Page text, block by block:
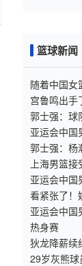
篮球新闻
随着中国女
宫鲁鸣出手
予憋笑，对
郭士强：球
己”
亚运会中国
尼、泰国同
郭士强：杨
错率很小
上海男篮
张镇麟谈成
业生涯圆满
亚运会中国
尼、泰国同
看紧张了！
难掩兴奋与
亚运会中国
尼、泰国同组
热身赛
狄龙降薪续
受刺激？
29岁灰熊球